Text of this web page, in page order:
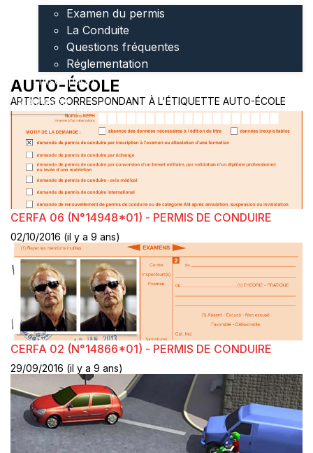
Examen du permis
La Conduite
Questions fréquentes
Réglementation
Inscription
Connexion
AUTO-ÉCOLE
ARTICLES CORRESPONDANT À L'ÉTIQUETTE AUTO-ÉCOLE
CERFA 06 (N°14948*01) - PERMIS DE CONDUIRE
02/10/2016 (il y a 9 ans)
CERFA 02 (N°14866*01) - PERMIS DE CONDUIRE
29/09/2016 (il y a 9 ans)